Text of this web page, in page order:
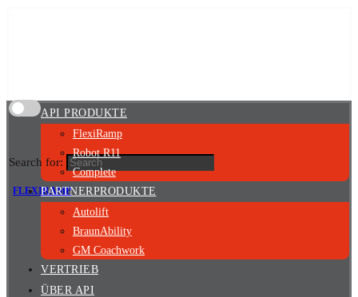
Search for:
FLEXIRAMP
API PRODUKTE
FlexiRamp
Robot R11
Complete
PARTNERPRODUKTE
Autolift
BraunAbility
GM Coachwork
VERTRIEB
ÜBER API